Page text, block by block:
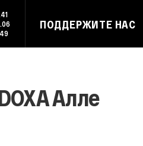
ПОДДЕРЖИТЕ НАС
Алле